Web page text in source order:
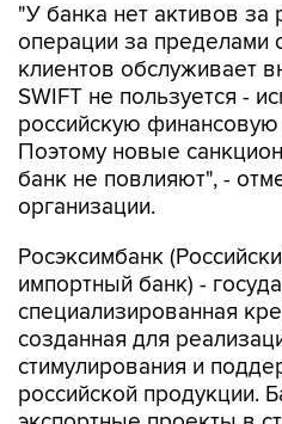
"У банка нет активов
операции за пределами
клиентов обслуживает
SWIFT не пользуется -
российскую финансовую
Поэтому новые
банк не повлияют", -
организации.
Росэксимбанк
импортный банк) -
специализированная
созданная для
стимулирования и
российской продукции.